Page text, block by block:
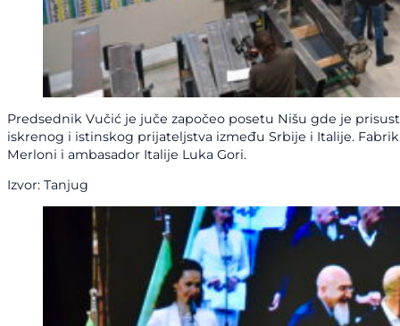
Predsednik Vučić je juče započeo posetu Nišu gde je
iskrenog i istinskog prijateljstva između Srbije i Italije.
Merloni i ambasador Italije Luka Gori.
Izvor: Tanjug